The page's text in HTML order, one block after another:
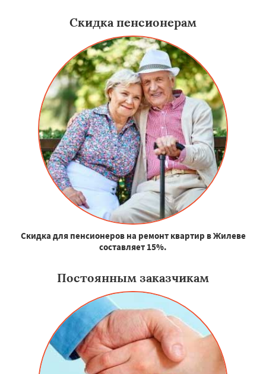
Скидка пенсионерам
Скидка для пенсионеров на ремонт квартир в Жилеве
составляет 15%.
Постоянным заказчикам